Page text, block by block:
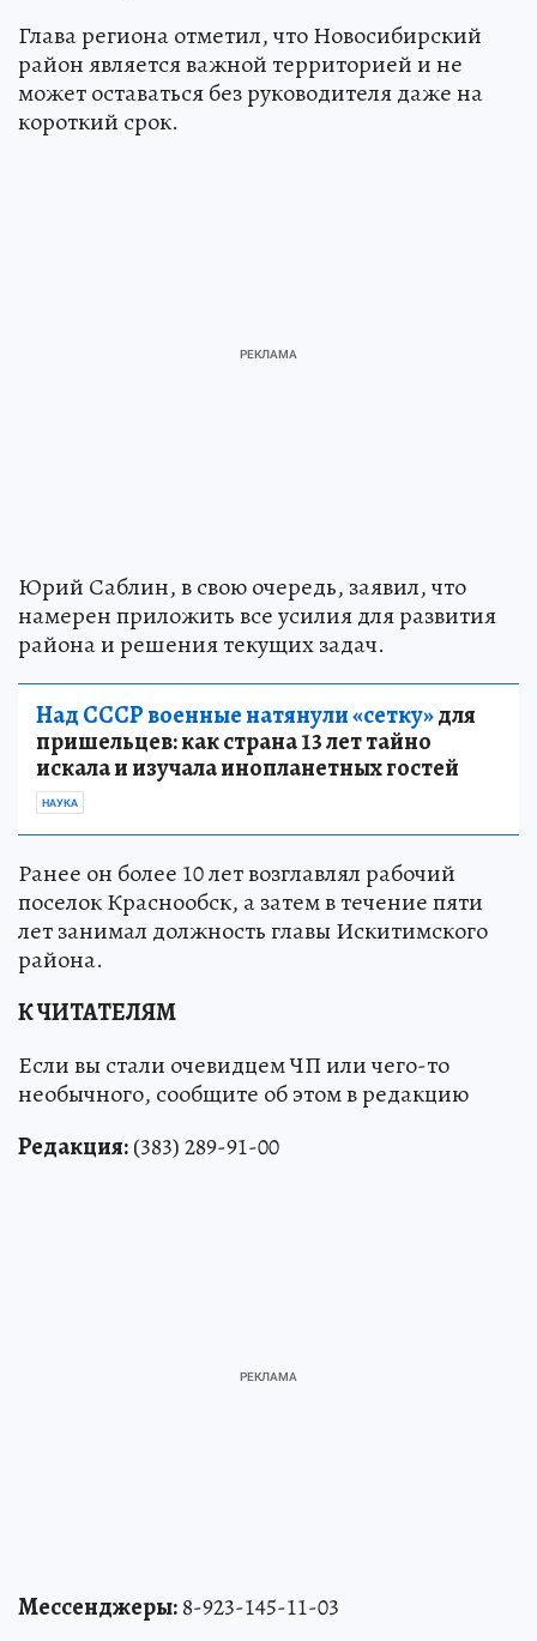
Глава региона отметил, что Новосибирский
район является важной территорией и не
может оставаться без руководителя даже на
короткий срок.
Юрий Саблин, в свою очередь, заявил, что
намерен приложить все усилия для развития
района и решения текущих задач.
Над СССР военные натянули «сетку»для
пришельцев: как страна 13 лет тайно
искала и изучала инопланетных гостей
НАУКА
Ранее он более 10 лет возглавлял рабочий
поселок Краснообск, а затем в течение пяти
лет занимал должность главы Искитимского
района.
К ЧИТАТЕЛЯМ
Если вы стали очевидцем ЧП или чего-то
необычного, сообщите об этом в редакцию
Редакция:(383) 289-91-00
Мессенджеры:8-923-145-11-03